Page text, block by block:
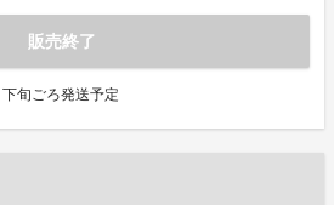
販売終了
旬ごろ発送予定